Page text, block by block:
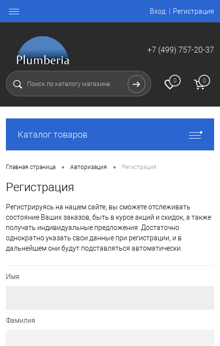
Вход Регистрация
+7 (499) 757-20-37
0 0
Каталог товаров
Главная страница • Авторизация • Регистрация
Регистрация
Регистрируясь на нашем сайте, вы сможете отслеживать
состояние Ваших заказов, быть в курсе акций и скидок, а также
получать индивидуальные предложения. Достаточно
однократно указать свои данные при регистрации, и в
дальнейшем они будут подставляться автоматически.
Имя
Фамилия